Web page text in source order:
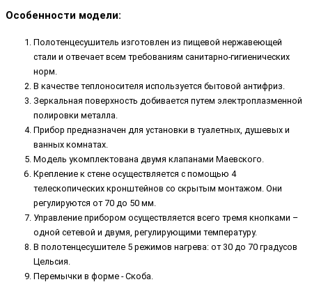
Особенности модели:
Полотенцесушитель изготовлен из пищевой нержавеющей
стали и отвечает всем требованиям санитарно-гигиенических
норм.
В качестве теплоносителя используется бытовой антифриз.
Зеркальная поверхность добивается путем электроплазменной
полировки металла.
Прибор предназначен для установки в туалетных, душевых и
ванных комнатах.
Модель укомплектована двумя клапанами Маевского.
Крепление к стене осуществляется с помощью 4
телескопических кронштейнов со скрытым монтажом. Они
регулируются от 70 до 50 мм.
Управление прибором осуществляется всего тремя кнопками –
одной сетевой и двумя, регулирующими температуру.
В полотенцесушителе 5 режимов нагрева: от 30 до 70 градусов
Цельсия.
Перемычки в форме - Скоба.